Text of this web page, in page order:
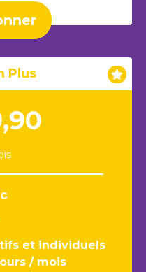
Plus
et individuels
/ mois